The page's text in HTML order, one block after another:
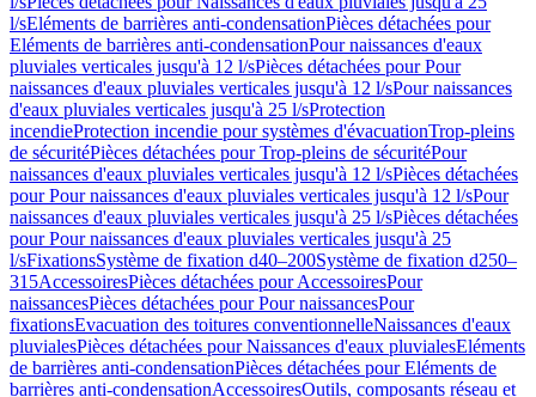
l/sEléments de barrières anti-condensationPièces détachées pour
Eléments de barrières anti-condensationPour naissances d'eaux
pluviales verticales jusqu'à 12 l/sPièces détachées pour Pour
naissances d'eaux pluviales verticales jusqu'à 12 l/sPour naissances
d'eaux pluviales verticales jusqu'à 25 l/sProtection
incendieProtection incendie pour systèmes d'évacuationTrop-pleins
de sécuritéPièces détachées pour Trop-pleins de sécuritéPour
naissances d'eaux pluviales verticales jusqu'à 12 l/sPièces détachées
pour Pour naissances d'eaux pluviales verticales jusqu'à 12 l/sPour
naissances d'eaux pluviales verticales jusqu'à 25 l/sPièces détachées
pour Pour naissances d'eaux pluviales verticales jusqu'à 25
l/sFixationsSystème de fixation d40–200Système de fixation d250–
315AccessoiresPièces détachées pour AccessoiresPour
naissancesPièces détachées pour Pour naissancesPour
fixationsEvacuation des toitures conventionnelleNaissances d'eaux
pluvialesPièces détachées pour Naissances d'eaux pluvialesEléments
de barrières anti-condensationPièces détachées pour Eléments de
barrières anti-condensationAccessoiresOutils, composants réseau et